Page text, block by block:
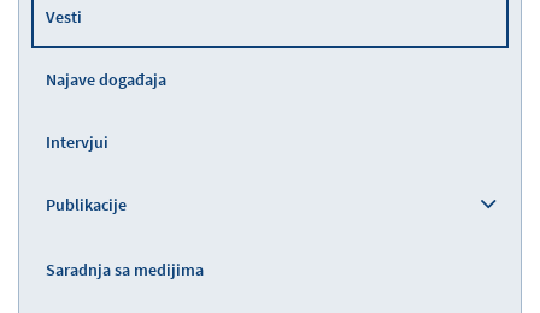
Vesti
Najave događaja
Intervjui
Publikacije
Saradnja sa medijima